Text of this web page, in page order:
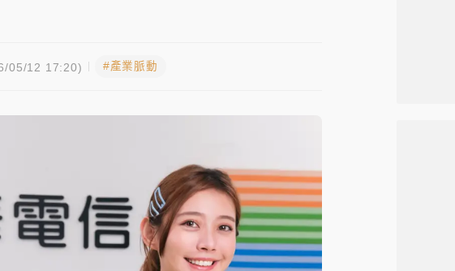
遭駁 理由曝光
押庭
降雨熱區曝
05/12 17:20) #產業脈動